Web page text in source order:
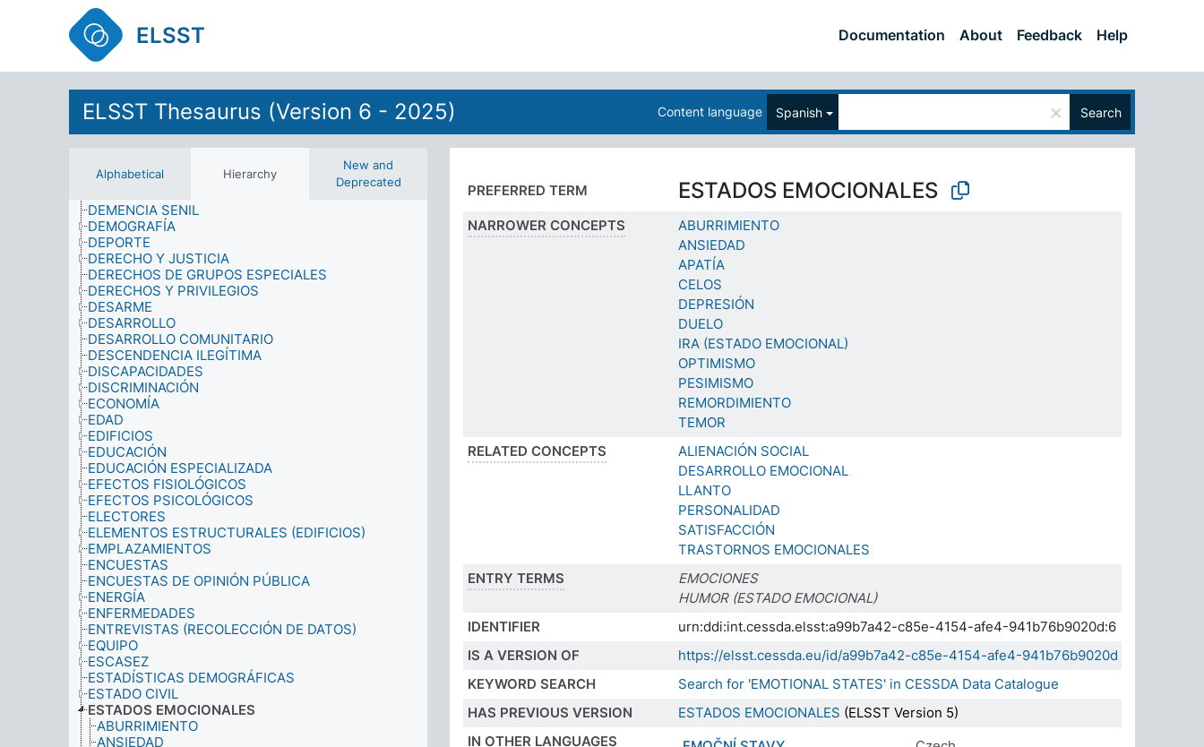
ELSST Documentation About Feedback Help
ELSST Thesaurus (Version 6 - 2025) Content language Spanish × Search
Alphabetical Hierarchy
New and
Deprecated
COOPERACIÓN
CORRUPCIÓN
COSTUMBRES Y TRADICIONES
CREENCIAS
CULTURA
DEGRADACIÓN MEDIOAMBIENTAL
DEMENCIA SENIL
DEMOGRAFÍA
DEPORTE
DERECHO Y JUSTICIA
DERECHOS DE GRUPOS ESPECIALES
DERECHOS Y PRIVILEGIOS
DESARME
DESARROLLO
DESARROLLO COMUNITARIO
DESCENDENCIA ILEGÍTIMA
DISCAPACIDADES
DISCRIMINACIÓN
ECONOMÍA
EDAD
EDIFICIOS
EDUCACIÓN
EDUCACIÓN ESPECIALIZADA
EFECTOS FISIOLÓGICOS
EFECTOS PSICOLÓGICOS
ELECTORES
ELEMENTOS ESTRUCTURALES (EDIFICIOS)
EMPLAZAMIENTOS
ENCUESTAS
ENCUESTAS DE OPINIÓN PÚBLICA
ENERGÍA
ENFERMEDADES
ENTREVISTAS (RECOLECCIÓN DE DATOS)
EQUIPO
ESCASEZ
ESTADÍSTICAS DEMOGRÁFICAS
ESTADO CIVIL
ESTADOS EMOCIONALES
ABURRIMIENTO
ANSIEDAD
PREFERRED TERM ESTADOS EMOCIONALES
NARROWER CONCEPTS
ABURRIMIENTO
ANSIEDAD
APATÍA
CELOS
DEPRESIÓN
DUELO
IRA (ESTADO EMOCIONAL)
OPTIMISMO
PESIMISMO
REMORDIMIENTO
TEMOR
RELATED CONCEPTS
ALIENACIÓN SOCIAL
DESARROLLO EMOCIONAL
LLANTO
PERSONALIDAD
SATISFACCIÓN
TRASTORNOS EMOCIONALES
ENTRY TERMS
EMOCIONES
HUMOR (ESTADO EMOCIONAL)
IDENTIFIER
urn:ddi:int.cessda.elsst:a99b7a42-c85e-4154-afe4-941b76b9020d:6
IS A VERSION OF
https://elsst.cessda.eu/id/a99b7a42-c85e-4154-afe4-941b76b9020d
KEYWORD SEARCH
Search for 'EMOTIONAL STATES' in CESSDA Data Catalogue
HAS PREVIOUS VERSION
ESTADOS EMOCIONALES (ELSST Version 5)
IN OTHER LANGUAGES